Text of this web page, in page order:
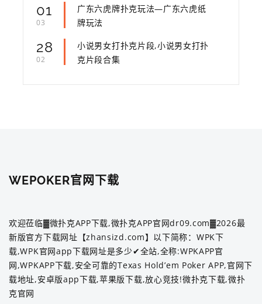
01
03
广东六虎牌扑克玩法—广东六虎纸
牌玩法
28
02
小说男女打扑克片段,小说男女打扑
克片段合集
WEPOKER官网下载
欢迎莅临▓微扑克APP下载,微扑克APP官网dr09.com▓2026最
新版官方下载网址【zhansizd.com】以下简称：WPK下
载,WPK官网app下载网址是多少✔全站,全称:WPKAPP官
网,WPKAPP下载,安全可靠的Texas Hold’em Poker APP,官网下
载地址,安卓版app下载,苹果版下载,放心竞技!微扑克下载,微扑
克官网